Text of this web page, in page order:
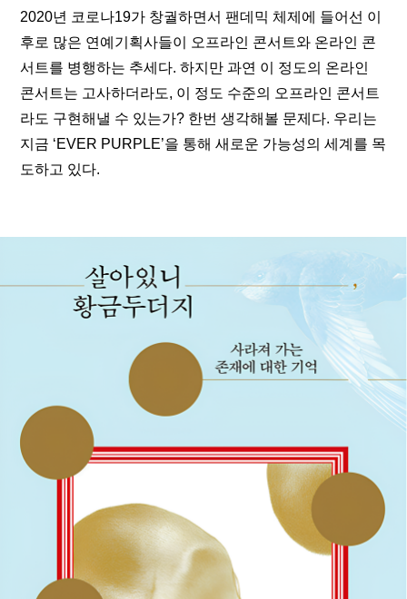
2020년 코로나19가 창궐하면서 팬데믹 체제에 들어선 이
후로 많은 연예기획사들이 오프라인 콘서트와 온라인 콘
서트를 병행하는 추세다. 하지만 과연 이 정도의 온라인
콘서트는 고사하더라도, 이 정도 수준의 오프라인 콘서트
라도 구현해낼 수 있는가? 한번 생각해볼 문제다. 우리는
지금 ‘EVER PURPLE’을 통해 새로운 가능성의 세계를 목
도하고 있다.